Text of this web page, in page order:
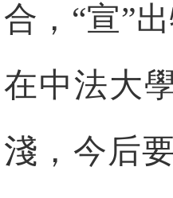
合，“宣”
在中法大
淺，今后